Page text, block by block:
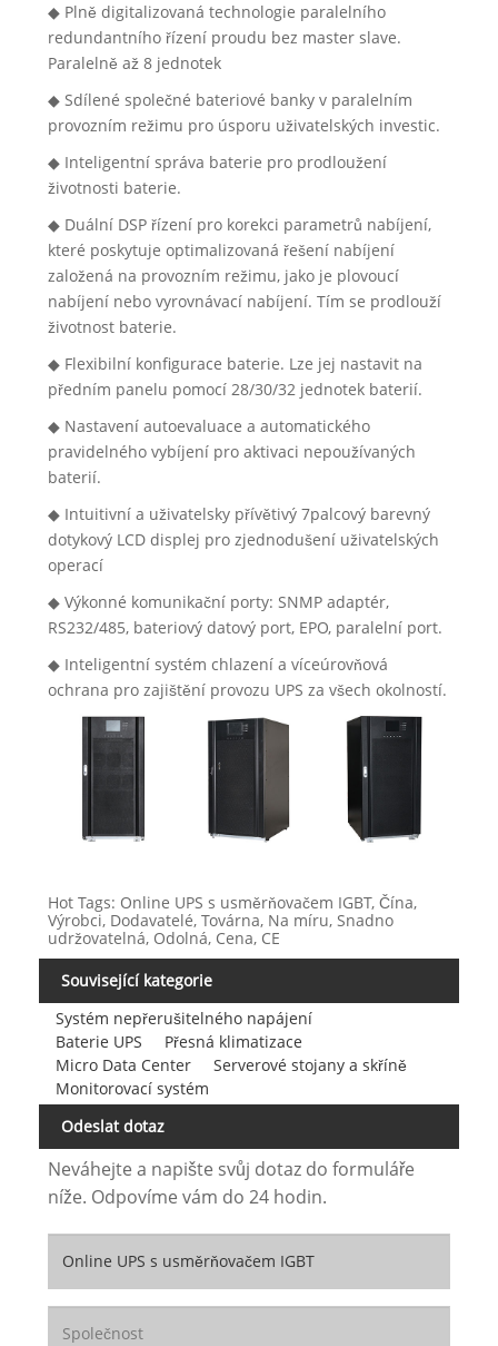
◆ Plně digitalizovaná technologie paralelního
redundantního řízení proudu bez master slave.
Paralelně až 8 jednotek
◆ Sdílené společné bateriové banky v paralelním
provozním režimu pro úsporu uživatelských investic.
◆ Inteligentní správa baterie pro prodloužení
životnosti baterie.
◆ Duální DSP řízení pro korekci parametrů nabíjení,
které poskytuje optimalizovaná řešení nabíjení
založená na provozním režimu, jako je plovoucí
nabíjení nebo vyrovnávací nabíjení. Tím se prodlouží
životnost baterie.
◆ Flexibilní konfigurace baterie. Lze jej nastavit na
předním panelu pomocí 28/30/32 jednotek baterií.
◆ Nastavení autoevaluace a automatického
pravidelného vybíjení pro aktivaci nepoužívaných
baterií.
◆ Intuitivní a uživatelsky přívětivý 7palcový barevný
dotykový LCD displej pro zjednodušení uživatelských
operací
◆ Výkonné komunikační porty: SNMP adaptér,
RS232/485, bateriový datový port, EPO, paralelní port.
◆ Inteligentní systém chlazení a víceúrovňová
ochrana pro zajištění provozu UPS za všech okolností.
Hot Tags: Online UPS s usměrňovačem IGBT, Čína,
Výrobci, Dodavatelé, Továrna, Na míru, Snadno
udržovatelná, Odolná, Cena, CE
Související kategorie
Systém nepřerušitelného napájení
Baterie UPS
Přesná klimatizace
Micro Data Center
Serverové stojany a skříně
Monitorovací systém
Odeslat dotaz
Neváhejte a napište svůj dotaz do formuláře
níže. Odpovíme vám do 24 hodin.